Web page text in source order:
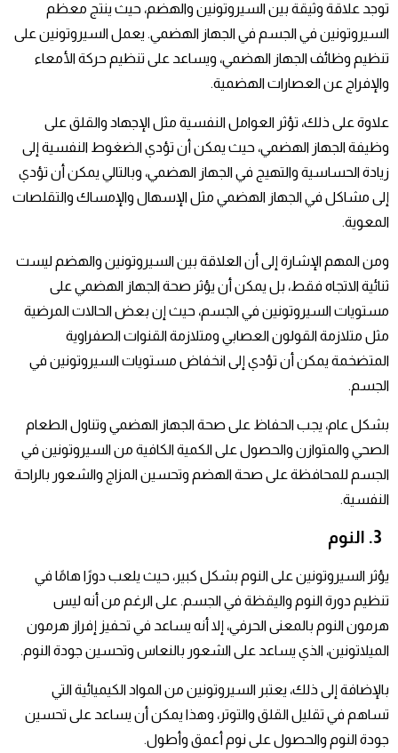
توجد علاقة وثيقة بين السيروتونين والهضم، حيث ينتج معظم
السيروتونين في الجسم في الجهاز الهضمي. يعمل السيروتونين على
تنظيم وظائف الجهاز الهضمي، ويساعد على تنظيم حركة الأمعاء
والإفراج عن العصارات الهضمية.
علاوة على ذلك، تؤثر العوامل النفسية مثل الإجهاد والقلق على
وظيفة الجهاز الهضمي، حيث يمكن أن تؤدي الضغوط النفسية إلى
زيادة الحساسية والتهيج في الجهاز الهضمي، وبالتالي يمكن أن تؤدي
إلى مشاكل في الجهاز الهضمي مثل الإسهال والإمساك والتقلصات
المعوية.
ومن المهم الإشارة إلى أن العلاقة بين السيروتونين والهضم ليست
ثنائية الاتجاه فقط، بل يمكن أن يؤثر صحة الجهاز الهضمي على
مستويات السيروتونين في الجسم، حيث إن بعض الحالات المرضية
مثل متلازمة القولون العصابي ومتلازمة القنوات الصفراوية
المتضخمة يمكن أن تؤدي إلى انخفاض مستويات السيروتونين في
الجسم.
بشكل عام، يجب الحفاظ على صحة الجهاز الهضمي وتناول الطعام
الصحي والمتوازن والحصول على الكمية الكافية من السيروتونين في
الجسم للمحافظة على صحة الهضم وتحسين المزاج والشعور بالراحة
النفسية.
يؤثر السيروتونين على النوم بشكل كبير، حيث يلعب دورًا هامًا في
تنظيم دورة النوم واليقظة في الجسم. على الرغم من أنه ليس
هرمون النوم بالمعنى الحرفي، إلا أنه يساعد في تحفيز إفراز هرمون
الميلاتونين، الذي يساعد على الشعور بالنعاس وتحسين جودة النوم.
بالإضافة إلى ذلك، يعتبر السيروتونين من المواد الكيميائية التي
تساهم في تقليل القلق والتوتر، وهذا يمكن أن يساعد على تحسين
جودة النوم والحصول على نوم أعمق وأطول.